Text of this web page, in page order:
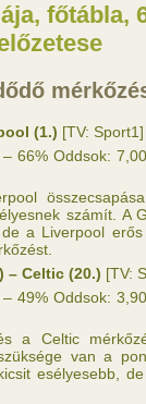
főtábla,
(1.) [TV: Sport1]
66% Oddsok:
számít. A
a Liverpool
– Celtic (20.) [TV:
49% Oddsok:
a Celtic
van a
esélyesebb,